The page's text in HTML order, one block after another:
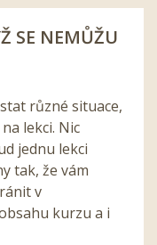
SE NEMŮŽU
různé situace,
lekci. Nic
jednu lekci
tak, že vám
v
kurzu a i